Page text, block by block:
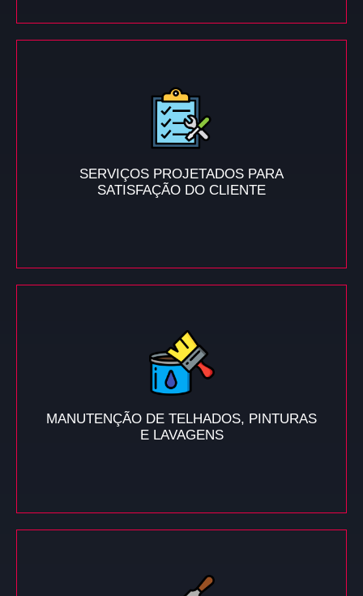
SERVIÇOS PROJETADOS PARA
SATISFAÇÃO DO CLIENTE
MANUTENÇÃO DE TELHADOS, PINTURAS
E LAVAGENS